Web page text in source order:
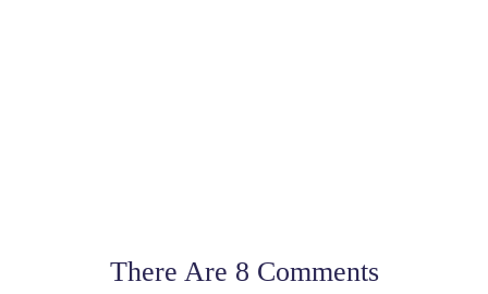
There Are 8 Comments